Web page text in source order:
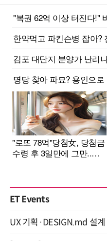
ET Events